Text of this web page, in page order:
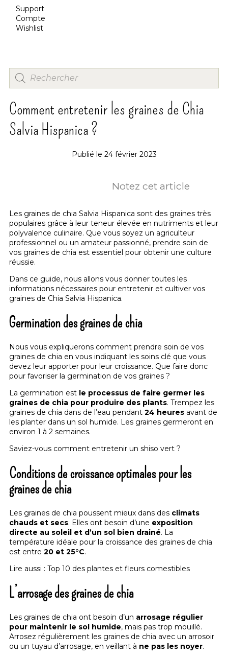
Support
Compte
Wishlist
Comment entretenir les graines de Chia
Salvia Hispanica ?
Publié le 24 février 2023
Notez cet article
Les graines de chia Salvia Hispanica sont des graines très
populaires grâce à leur teneur élevée en nutriments et leur
polyvalence culinaire. Que vous soyez un agriculteur
professionnel ou un amateur passionné, prendre soin de
vos graines de chia est essentiel pour obtenir une culture
réussie.
Dans ce guide, nous allons vous donner toutes les
informations nécessaires pour entretenir et cultiver vos
graines de Chia Salvia Hispanica.
Germination des graines de chia
Nous vous expliquerons comment prendre soin de vos
graines de chia en vous indiquant les soins clé que vous
devez leur apporter pour leur croissance. Que faire donc
pour favoriser la germination de vos graines ?
La germination est le processus de faire germer les
graines de chia pour produire des plants. Trempez les
graines de chia dans de l’eau pendant 24 heures avant de
les planter dans un sol humide. Les graines germeront en
environ 1 à 2 semaines.
Saviez-vous comment entretenir un shiso vert ?
Conditions de croissance optimales pour les
graines de chia
Les graines de chia poussent mieux dans des climats
chauds et secs. Elles ont besoin d’une exposition
directe au soleil et d’un sol bien drainé. La
température idéale pour la croissance des graines de chia
est entre 20 et 25°C.
Lire aussi : Top 10 des plantes et fleurs comestibles
L’arrosage des graines de chia
Les graines de chia ont besoin d’un arrosage régulier
pour maintenir le sol humide, mais pas trop mouillé.
Arrosez régulièrement les graines de chia avec un arrosoir
ou un tuyau d’arrosage, en veillant à ne pas les noyer.